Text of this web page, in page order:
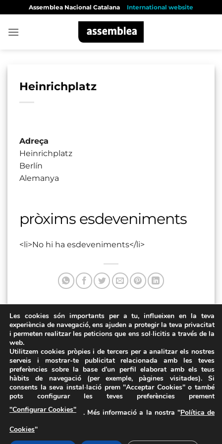
content
Assemblea Nacional Catalana International website
Heinrichplatz
Adreça
Heinrichplatz
Berlín
Alemanya
pròxims esdeveniments
<li>No hi ha esdeveniments</li>
Aquesta entrada va ser publicada a . Marqui com a favorit
elEnllaç permanent.
El Jardinet Centre Cultural La Mercè
FAQs
Carrer de la Marina, 315, 08025 Barcelona · 93 347 17 14
Les cookies són importants per a tu, influeixen en la teva
experiència de navegació, ens ajuden a protegir la teva privacitat
i permeten realitzar les peticions que ens sol·licitis a través de la
web.
Utilitzem cookies pròpies i de tercers per a analitzar els nostres
serveis i mostrar-te publicitat relacionada amb les teves
preferències sobre la base d’un perfil elaborat amb els teus
hàbits de navegació (per exemple, pàgines visitades). Si
consents la seva instal·lació prem "Acceptar Cookies" o també
pots configurar les teves preferències prement
"Configurar Cookies"
. Més informació a la nostra "Política de
Cookies"